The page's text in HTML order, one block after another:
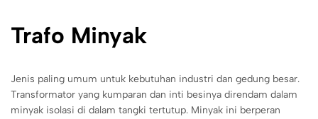
Trafo Minyak
Jenis paling umum untuk kebutuhan industri dan gedung besar.
Transformator yang kumparan dan inti besinya direndam dalam
minyak isolasi di dalam tangki tertutup. Minyak ini berperan